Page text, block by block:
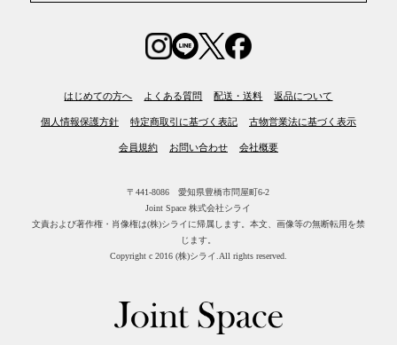
はじめての方へ よくある質問 配送・送料 返品について
個人情報保護方針 特定商取引に基づく表記 古物営業法に基づく表示
会員規約 お問い合わせ 会社概要
〒441-8086 愛知県豊橋市問屋町6-2
Joint Space 株式会社シライ
文責および著作権・肖像権は(株)シライに帰属します。 本文、画像等の無断転用を禁
じます。
Copyright c 2016 (株)シライ.All rights reserved.